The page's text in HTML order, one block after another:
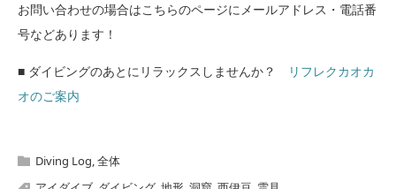
お問い合わせの場合はこちらのページにメールアドレス・電話番
号などあります！
■ ダイビングのあとにリラックスしませんか？
リフレクカオカ
オのご案内
Diving Log,全体